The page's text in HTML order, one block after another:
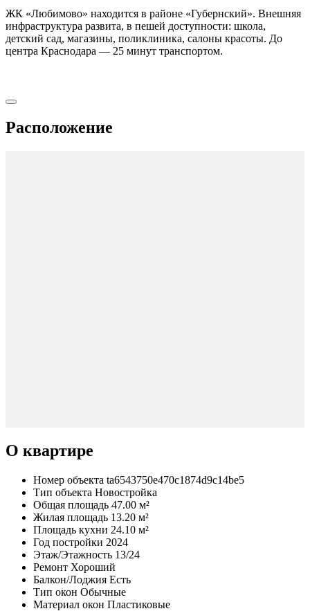
ЖК «Любимово» находится в районе «Губернский». Внешняя
инфраструктура развита, в пешей доступности: школа,
детский сад, магазины, поликлиника, салоны красоты. До
центра Краснодара — 25 минут транспортом.
Расположение
О квартире
Номер объекта ta6543750e470c1874d9c14be5
Тип объекта Новостройка
Общая площадь 47.00 м²
Жилая площадь 13.20 м²
Площадь кухни 24.10 м²
Год постройки 2024
Этаж/Этажность 13/24
Ремонт Хороший
Балкон/Лоджия Есть
Тип окон Обычные
Материал окон Пластиковые